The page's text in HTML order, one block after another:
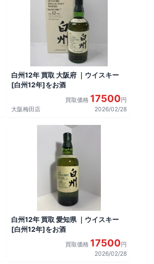
白州12年 買取 大阪府 ｜ウイスキー
[白州12年]をお酒
買取価格 17500円
大阪梅田店
2026/02/28
白州12年 買取 愛知県 ｜ウイスキー
[白州12年]をお酒
買取価格 17500円
2026/02/28